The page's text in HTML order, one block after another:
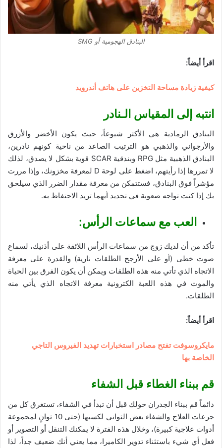
البنادق الهجومية أو SMG
اقرأ أيضاً:
كيفية زيادة مساحة التخزين على هاتف أندرويد
انتبه إلى المقياس الـنادر
البنادق الرمادية هي الأكثر شيوعاً، حيث يكون الأخضر والأزرق
والأرجواني والذهبي هو الترتيب الصاعد من ناحية كونهم نادرين،
البنادق الذهبية مثل RPG وبندقية SCAR قوية بشكل لا يصدق، لذلك
لا تمررها إذا رأيتهم، اضغط على لوحة D لمعرفة مخزونك، وإذا مررت
مؤشراً فوق البنادق، فستتمكن من معرفة مقدار الضرر الذي سيلحق
بك إذا كنت تواجه صعوبة في تحديد أيهما تريد الاحتفاظ به.
العب مع سماعات الرأس:
تأكد من أن لديك زوج من سماعات الرأس اللائقة على أذنيك، لسماع
صوت خطى (أو على الأرجح الطلقات نارية) والقدرة على معرفة
الاتجاه الذي تأتي منه هذه الطلقات ويمكن أن يكون الفرق بين الحياة
والموت في هذه اللعبة الكترونية معرفة الاتجاه الذي يأتي منه
الطلقات.
اقرأ أيضاً:
مايكروسوفت تفتح مصادر استخبارات تهديد الفيروس التاجي
الخاصة بها
قم ببناء الغطاء قبل الشفاء
دائماً قم ببناء الجدران حولك قبل أن تبدأ في الشفاء، تستغرق كل من
جرعات العلاج والشفاء بعض الثواني لكسبها (حتى 10 ثوانٍ لمجموعة
أدوات علاجية كبيرة)، وخلال هذه الفترة لا يمكنك التنقل أو التصوير أو
فعل أي شيء باستثناء تدوير الكاميرا، مما يعني أنك ضعيف جداً، لذا